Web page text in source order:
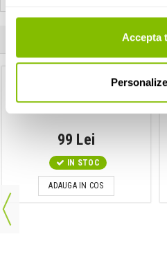
Accepta
Clientii care au cumparat acest
D-Addario NYXL1164
99 Lei
IN STOC
ADAUGA IN COS